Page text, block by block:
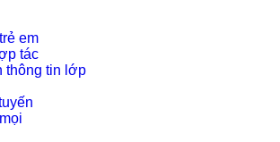
em
tác
thông tin lớp